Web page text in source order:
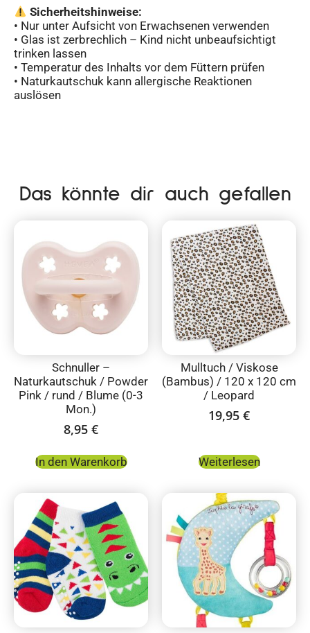
Sicherheitshinweise:
• Nur unter Aufsicht von Erwachsenen verwenden
• Glas ist zerbrechlich – Kind nicht unbeaufsichtigt
trinken lassen
• Temperatur des Inhalts vor dem Füttern prüfen
• Naturkautschuk kann allergische Reaktionen
auslösen
Das könnte dir auch gefallen
Schnuller –
Naturkautschuk / Powder
Pink / rund / Blume (0-3
Mon.)
8,95 €
In den Warenkorb
Mulltuch / Viskose
(Bambus) / 120 x 120 cm
/ Leopard
19,95 €
Weiterlesen